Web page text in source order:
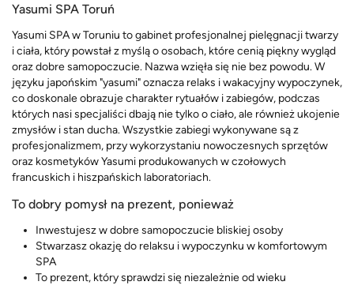
Yasumi SPA Toruń
Yasumi SPA w Toruniu to gabinet profesjonalnej pielęgnacji twarzy
i ciała, który powstał z myślą o osobach, które cenią piękny wygląd
oraz dobre samopoczucie. Nazwa wzięła się nie bez powodu. W
języku japońskim "yasumi" oznacza relaks i wakacyjny wypoczynek,
co doskonale obrazuje charakter rytuałów i zabiegów, podczas
których nasi specjaliści dbają nie tylko o ciało, ale również ukojenie
zmysłów i stan ducha. Wszystkie zabiegi wykonywane są z
profesjonalizmem, przy wykorzystaniu nowoczesnych sprzętów
oraz kosmetyków Yasumi produkowanych w czołowych
francuskich i hiszpańskich laboratoriach.
To dobry pomysł na prezent, ponieważ
Inwestujesz w dobre samopoczucie bliskiej osoby
Stwarzasz okazję do relaksu i wypoczynku w komfortowym
SPA
To prezent, który sprawdzi się niezależnie od wieku